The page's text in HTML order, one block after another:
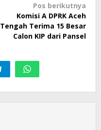
Pos berikutnya
Komisi A DPRK Aceh
Tengah Terima 15 Besar
Calon KIP dari Pansel